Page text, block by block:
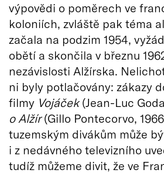
výpovědi o poměrech ve
koloniích, zvláště pak téma
začala na podzim 1954,
obětí a skončila v březnu
nezávislosti Alžírska.
ni byly potlačovány: zákazy
filmy Vojáček(Jean-Luc
o Alžír(Gillo Pontecorvo,
tuzemským divákům může
i z nedávného televizního
tudíž můžeme divit, že ve